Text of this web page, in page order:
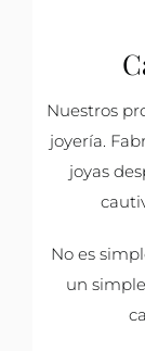
Nuestros
joyería.
joyas
No es
un